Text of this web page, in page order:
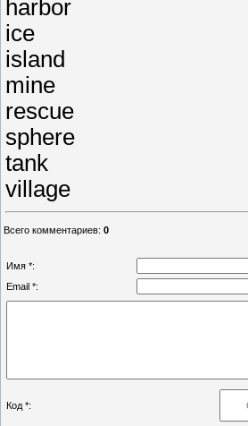
harbor
ice
island
mine
rescue
sphere
tank
village
Всего комментариев: 0
Имя *:
Email *:
Код *: